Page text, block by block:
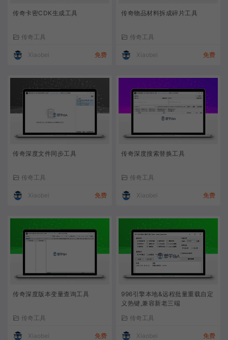
传奇卡密CDK生成工具
传奇工具
Xiaobei 免费
传奇物品材料拆成碎片工具
传奇工具
Xiaobei 免费
传奇深度文件同步工具
传奇工具
Xiaobei 免费
传奇深度搜索替换工具
传奇工具
Xiaobei 免费
传奇深度版本变量查询工具
传奇工具
Xiaobei 免费
996引擎本地&远程批量重载自定
义热键,兼容新老三端
传奇工具
Xiaobei 免费